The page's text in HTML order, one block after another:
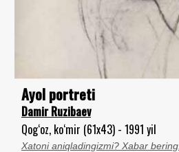
Ayol portreti
Damir Ruzibaev
Qog‘oz, ko‘mir (61x43) - 1991 yil
Xatoni aniqladingizmi? Xabar bering.